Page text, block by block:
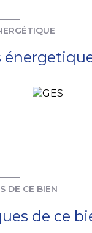
DE CE BIEN
de ce